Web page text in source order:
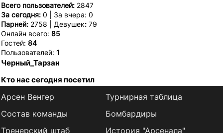
Всего пользователей: 2847
За сегодня: 0 | За вчера: 0
Парней: 2758 | Девушек: 79
Онлайн всего: 85
Гостей: 84
Пользователей: 1
Черный_Тарзан
Кто нас сегодня посетил
Арсен Венгер
Состав команды
Тренерский штаб
Турнирная таблица
Бомбардиры
История "Арсенала"